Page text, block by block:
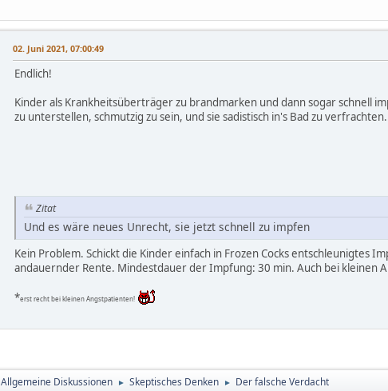
02. Juni 2021, 07:00:49
Endlich!
Kinder als Krankheitsüberträger zu brandmarken und dann sogar schnell
zu unterstellen, schmutzig zu sein, und sie sadistisch in's Bad zu verfrachten.
Zitat
Und es wäre neues Unrecht, sie jetzt schnell zu impfen
Kein Problem. Schickt die Kinder einfach in Frozen Cocks
andauernder Rente. Mindestdauer der Impfung: 30 min. Auch bei kleinen
*erst recht bei kleinen Angstpatienten!
Allgemeine Diskussionen ► Skeptisches Denken ► Der falsche Verdacht